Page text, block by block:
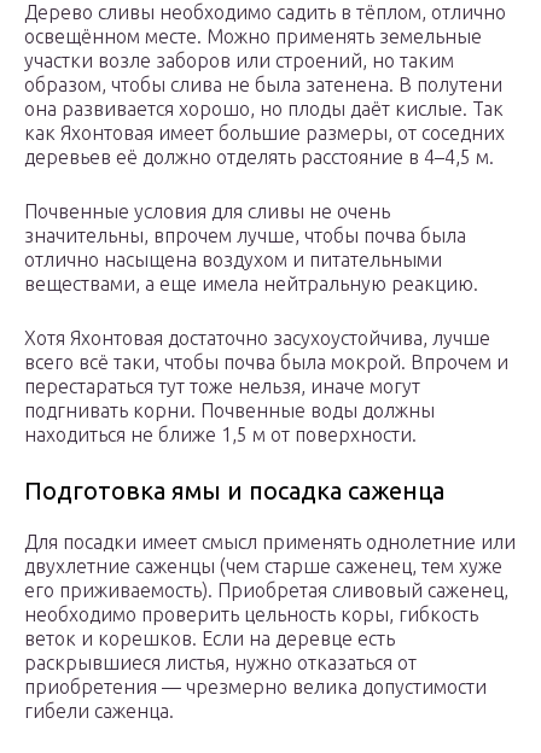
Дерево сливы необходимо садить в тёплом, отлично
освещённом месте. Можно применять земельные
участки возле заборов или строений, но таким
образом, чтобы слива не была затенена. В полутени
она развивается хорошо, но плоды даёт кислые. Так
как Яхонтовая имеет большие размеры, от соседних
деревьев её должно отделять расстояние в 4–4,5 м.
Почвенные условия для сливы не очень
значительны, впрочем лучше, чтобы почва была
отлично насыщена воздухом и питательными
веществами, а еще имела нейтральную реакцию.
Хотя Яхонтовая достаточно засухоустойчива, лучше
всего всё таки, чтобы почва была мокрой. Впрочем и
перестараться тут тоже нельзя, иначе могут
подгнивать корни. Почвенные воды должны
находиться не ближе 1,5 м от поверхности.
Подготовка ямы и посадка саженца
Для посадки имеет смысл применять однолетние или
двухлетние саженцы (чем старше саженец, тем хуже
его приживаемость). Приобретая сливовый саженец,
необходимо проверить цельность коры, гибкость
веток и корешков. Если на деревце есть
раскрывшиеся листья, нужно отказаться от
приобретения — чрезмерно велика допустимости
гибели саженца.